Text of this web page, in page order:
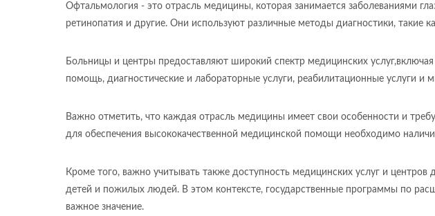
Офтальмология - это отрасль медицины, которая занимается заболеваниями
ретинопатия и другие. Они используют различные методы диагностики, такие
Больницы и центры предоставляют широкий спектр медицинских
помощь, диагностические и лабораторные услуги, реабилитационные услуги и
Важно отметить, что каждая отрасль медицины имеет свои особенности и
для обеспечения высококачественной медицинской помощи необходимо
Кроме того, важно учитывать также доступность медицинских услуг и
детей и пожилых людей. В этом контексте, государственные программы по
важное значение.